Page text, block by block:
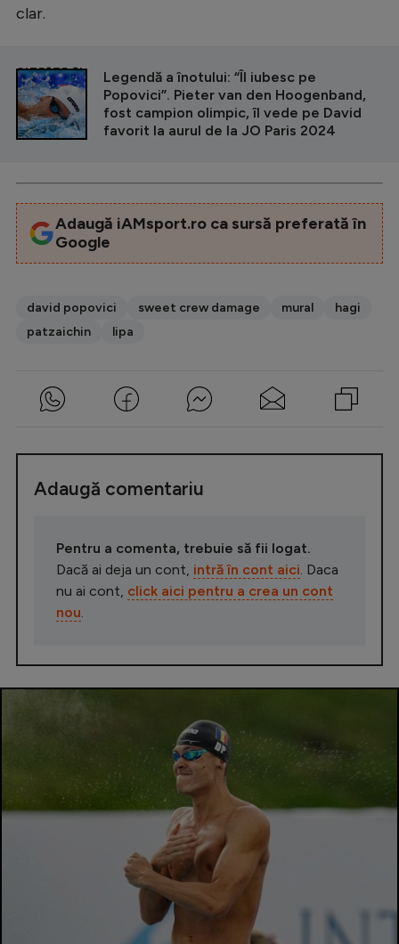
clar.
CITEȘTE ȘI
Legendă a înotului: “Îl iubesc pe
Popovici”. Pieter van den Hoogenband,
fost campion olimpic, îl vede pe David
favorit la aurul de la JO Paris 2024
Adaugă iAMsport.ro ca sursă preferată în
Google
david popovici sweet crew damage mural
hagi
patzaichin
lipa
Adaugă comentariu
Pentru a comenta, trebuie să fii logat.
Dacă ai deja un cont, intră în cont aici. Daca
nu ai cont, click aici pentru a crea un cont
nou.